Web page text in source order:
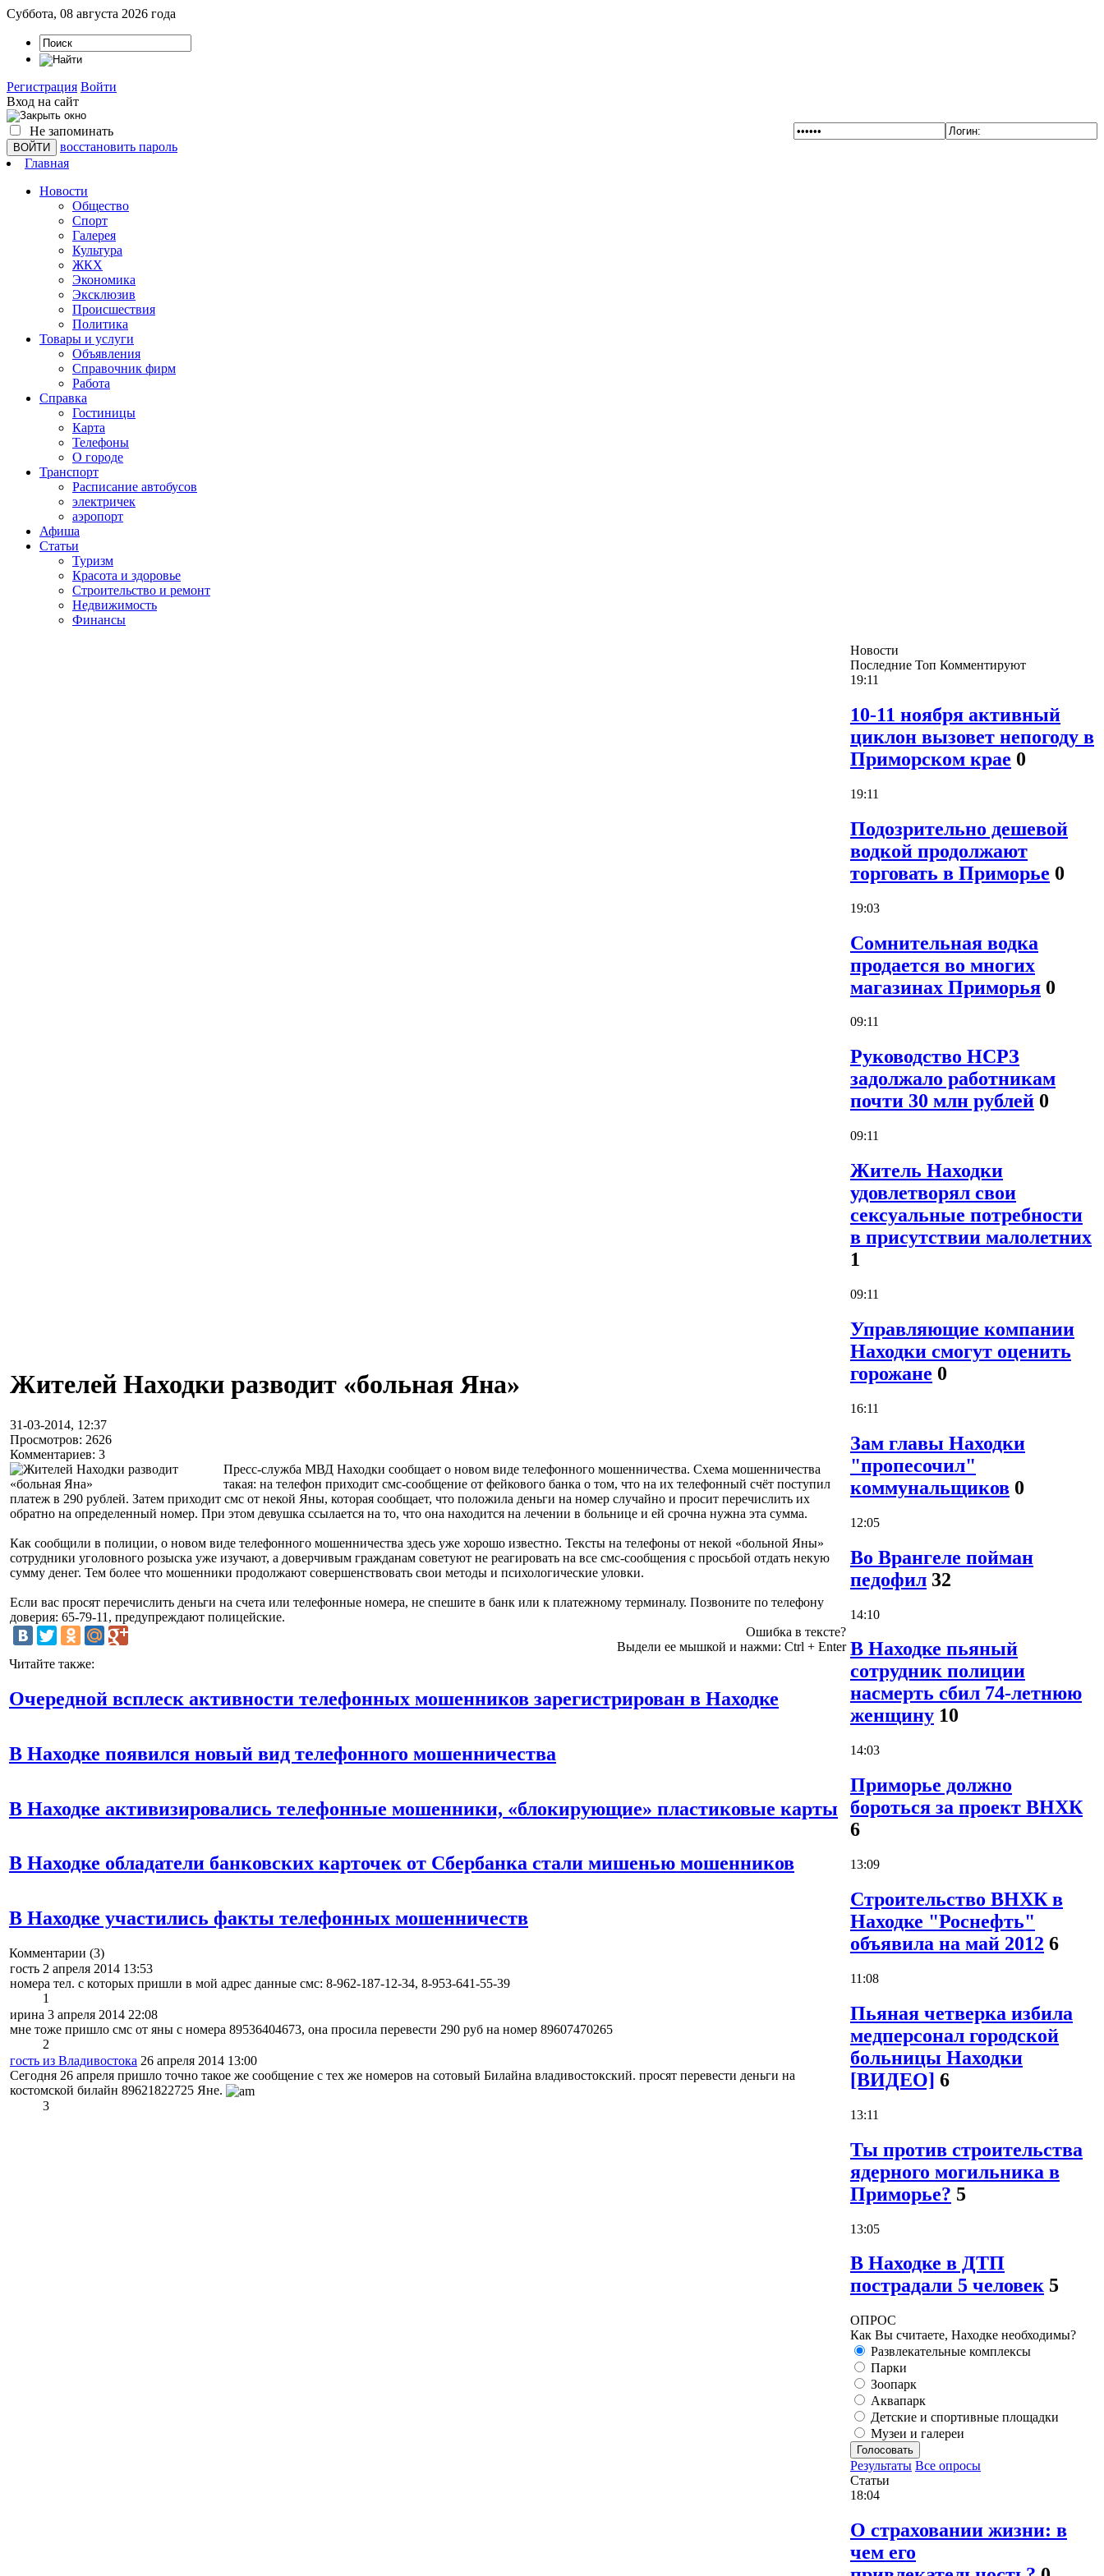
Суббота, 08 августа 2026 года
Регистрация Войти
Вход на сайт
Не запоминать
восстановить пароль
Главная
Новости
Общество
Спорт
Галерея
Культура
ЖКХ
Экономика
Эксклюзив
Проиcшествия
Политика
Товары и услуги
Объявления
Справочник фирм
Работа
Справка
Гостиницы
Карта
Телефоны
О городе
Транспорт
Расписание автобусов
электричек
аэропорт
Афиша
Статьи
Туризм
Красота и здоровье
Строительство и ремонт
Недвижимость
Финансы
Жителей Находки разводит «больная Яна»
31-03-2014, 12:37
Просмотров: 2626
Комментариев: 3
Пресс-служба МВД Находки сообщает о новом виде телефонного мошенничества. Схема мошенничества
такая: на телефон приходит смс-сообщение от фейкового банка о том, что на их телефонный счёт поступил
платеж в 290 рублей. Затем приходит смс от некой Яны, которая сообщает, что положила деньги на номер случайно и просит перечислить их
обратно на определенный номер. При этом девушка ссылается на то, что она находится на лечении в больнице и ей срочна нужна эта сумма.
Как сообщили в полиции, о новом виде телефонного мошенничества здесь уже хорошо известно. Тексты на телефоны от некой «больной Яны»
сотрудники уголовного розыска уже изучают, а доверчивым гражданам советуют не реагировать на все смс-сообщения с просьбой отдать некую
сумму денег. Тем более что мошенники продолжают совершенствовать свои методы и психологические уловки.
Если вас просят перечислить деньги на счета или телефонные номера, не спешите в банк или к платежному терминалу. Позвоните по телефону
доверия: 65-79-11, предупреждают полицейские.
Ошибка в тексте?
Выдели ее мышкой и нажми: Ctrl + Enter
Читайте также:
Очередной всплеск активности телефонных мошенников зарегистрирован в Находке
В Находке появился новый вид телефонного мошенничества
В Находке активизировались телефонные мошенники, «блокирующие» пластиковые карты
В Находке обладатели банковских карточек от Сбербанка стали мишенью мошенников
В Находке участились факты телефонных мошенничеств
Комментарии (3)
гость 2 апреля 2014 13:53
номера тел. с которых пришли в мой адрес данные смс: 8-962-187-12-34, 8-953-641-55-39
1
ирина 3 апреля 2014 22:08
мне тоже пришло смс от яны с номера 89536404673, она просила перевести 290 руб на номер 89607470265
2
гость из Владивостока 26 апреля 2014 13:00
Cегодня 26 апреля пришло точно такое же сообщение с тех же номеров на сотовый Билайна владивостокский. просят перевести деньги на
костомской билайн 89621822725 Яне.
3
Новости
Последние Топ Комментируют
19:11
10-11 ноября активный
циклон вызовет непогоду в
Приморском крае 0
19:11
Подозрительно дешевой
водкой продолжают
торговать в Приморье 0
19:03
Сомнительная водка
продается во многих
магазинах Приморья 0
09:11
Руководство НСРЗ
задолжало работникам
почти 30 млн рублей 0
09:11
Житель Находки
удовлетворял свои
сексуальные потребности
в присутствии малолетних
1
09:11
Управляющие компании
Находки смогут оценить
горожане 0
16:11
Зам главы Находки
"пропесочил"
коммунальщиков 0
12:05
Во Врангеле пойман
педофил 32
14:10
В Находке пьяный
сотрудник полиции
насмерть сбил 74-летнюю
женщину 10
14:03
Приморье должно
бороться за проект ВНХК
6
13:09
Строительство ВНХК в
Находке "Роснефть"
объявила на май 2012 6
11:08
Пьяная четверка избила
медперсонал городской
больницы Находки
[ВИДЕО] 6
13:11
Ты против строительства
ядерного могильника в
Приморье? 5
13:05
В Находке в ДТП
пострадали 5 человек 5
ОПРОС
Как Вы считаете, Находке необходимы?
Развлекательные комплексы
Парки
Зоопарк
Аквапарк
Детские и спортивные площадки
Музеи и галереи
Голосовать
Результаты Все опросы
Статьи
18:04
О страховании жизни: в
чем его